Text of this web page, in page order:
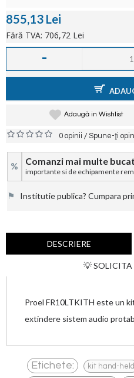
855,13 Lei
Fără TVA: 706,72 Lei
-
Adaugă in Wishlist
0 opinii /Spune-ţi
% Comanzi mai multe
importante si de echipamente
⚑ Institutie publica? Cumpara
DESCRIERE
💡 SOLICITA
Proel FR10LTKITH este un
extindere sistem audio
Etichete: kit hand-held